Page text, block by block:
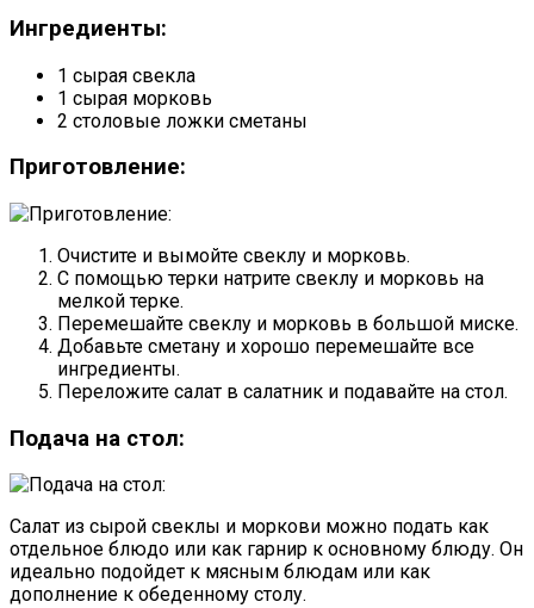
Ингредиенты:
1 сырая свекла
1 сырая морковь
2 столовые ложки сметаны
Приготовление:
Очистите и вымойте свеклу и морковь.
С помощью терки натрите свеклу и морковь на
мелкой терке.
Перемешайте свеклу и морковь в большой миске.
Добавьте сметану и хорошо перемешайте все
ингредиенты.
Переложите салат в салатник и подавайте на стол.
Подача на стол:
Салат из сырой свеклы и моркови можно подать как
отдельное блюдо или как гарнир к основному блюду. Он
идеально подойдет к мясным блюдам или как
дополнение к обеденному столу.